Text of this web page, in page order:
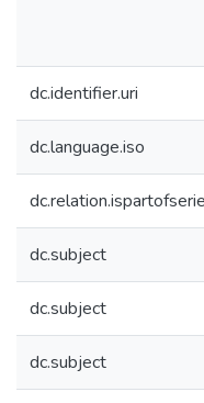
dc.identifier.uri
dc.language.iso
dc.subject
dc.subject
dc.subject